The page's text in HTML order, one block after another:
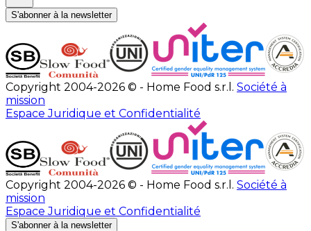
S'abonner à la newsletter
Copyright 2004-2026 © - Home Food s.r.l. Société à
mission
Espace Juridique et Confidentialité
Copyright 2004-2026 © - Home Food s.r.l. Société à
mission
Espace Juridique et Confidentialité
S'abonner à la newsletter